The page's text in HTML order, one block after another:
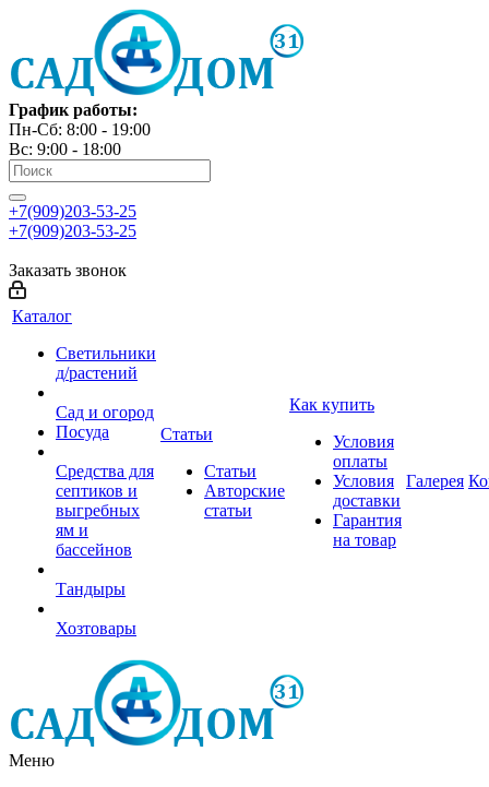
График работы:
Пн-Сб: 8:00 - 19:00
Вс: 9:00 - 18:00
+7(909)203-53-25
+7(909)203-53-25
Заказать звонок
Каталог
Светильники
д/растений
Сад и огород
Посуда
Средства для
септиков и
выгребных
ям и
бассейнов
Тандыры
Хозтовары
Статьи
Статьи
Авторские
статьи
Как купить
Условия
оплаты
Условия
доставки
Гарантия
на товар
Галерея
Меню